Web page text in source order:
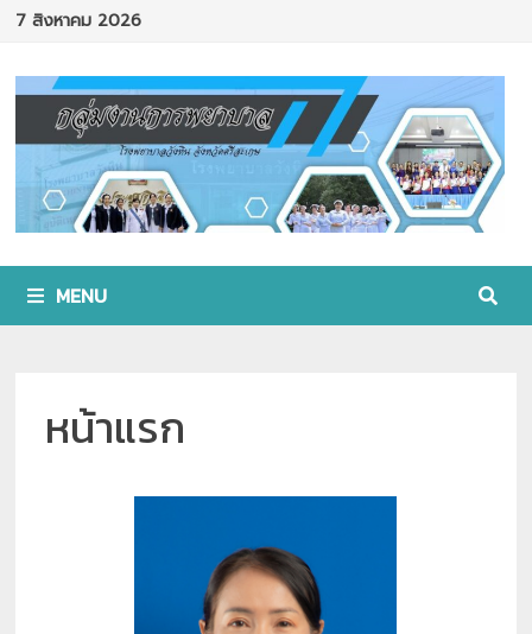
Skip
content
7 สิงหาคม 2026
MENU
หน้าแรก